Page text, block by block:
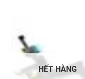
HẾT HÀNG